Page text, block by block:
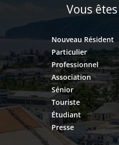
Vous êtes
Nouveau Résident
Particulier
Professionnel
Association
Sénior
Touriste
Étudiant
Presse